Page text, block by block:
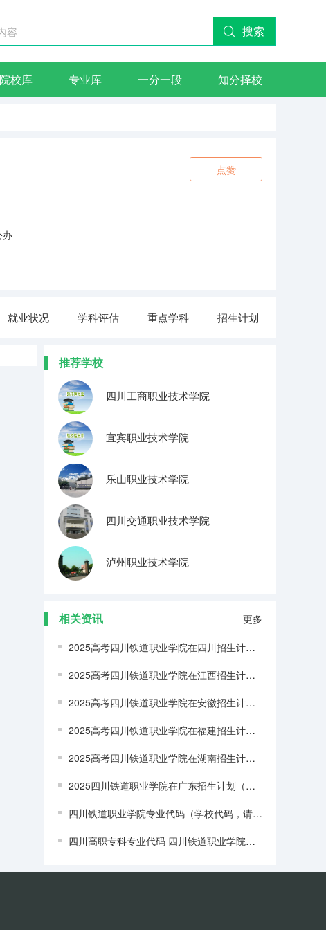
搜索
院校库 专业库 一分一段 知分择校
点赞
办
就业状况 学科评估 重点学科 招生计划
推荐学校
四川工商职业技术学院
宜宾职业技术学院
乐山职业技术学院
四川交通职业技术学院
泸州职业技术学院
相关资讯 更多
2025高考四川铁道职业学院在四川招生计划介绍（2026参考）
2025高考四川铁道职业学院在江西招生计划介绍（2026参考）
2025高考四川铁道职业学院在安徽招生计划介绍
2025高考四川铁道职业学院在福建招生计划介绍
2025高考四川铁道职业学院在湖南招生计划介绍
2025四川铁道职业学院在广东招生计划（招多少人）
四川铁道职业学院专业代码（学校代码，请各位大虾帮帮忙，帮我找到以下学校的学校在四川的招生代码和各专业的代码）
四川高职专科专业代码 四川铁道职业学院专业代码